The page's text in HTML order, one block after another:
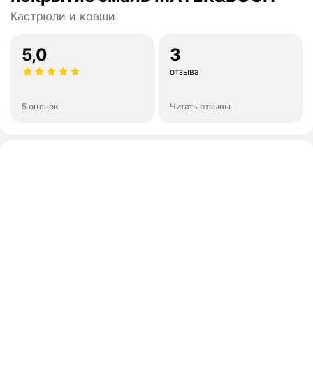
Кастрюли и ковши
5,0
5 оценок
3
отзыва
Читать отзывы